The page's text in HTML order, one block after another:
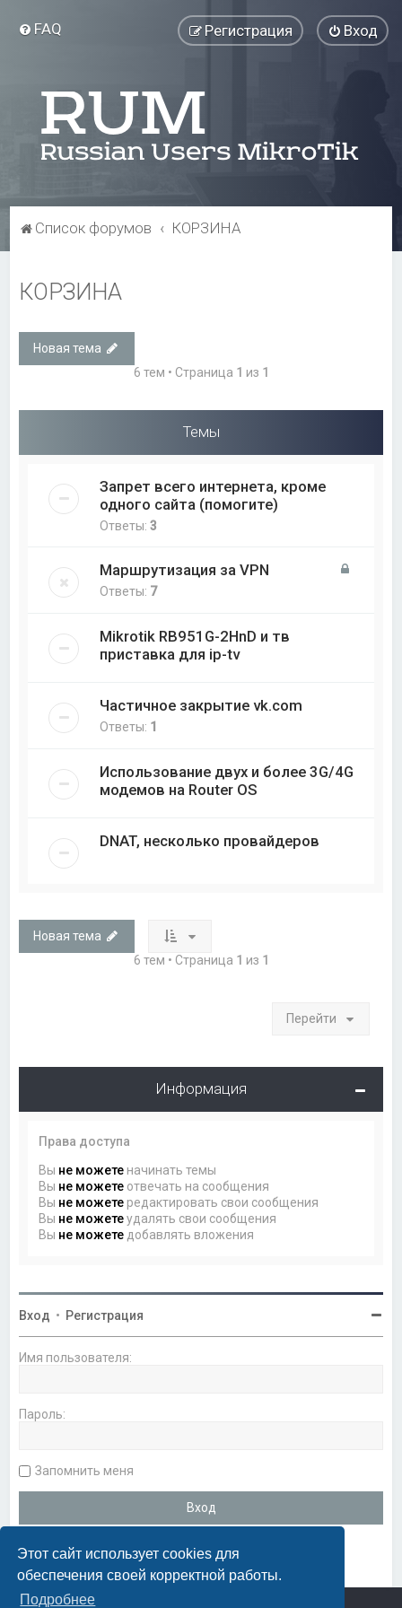
Этот сайт использует cookies для
обеспечения своей корректной работы.
Подробнее
FAQ Вход
Регистрация
Список форумов КОРЗИНА
КОРЗИНА
Новая тема
6 тем • Страница 1 из 1
Темы
Запрет всего интернета, кроме
одного сайта (помогите)
Ответы:3
Маршрутизация за VPN
Ответы: 7
Mikrotik RB951G-2HnD и тв
приставка для ip-tv
Частичное закрытие vk.com
Ответы: 1
Использование двух и более 3G/4G
модемов на Router OS
DNAT, несколько провайдеров
Новая тема
6 тем • Страница 1 из 1
Перейти
Информация
Права доступа
Вы не можете начинать темы
Вы не можете отвечать на сообщения
Вы не можете редактировать свои сообщения
Вы не можетеудалять свои сообщения
Вы не можете добавлять вложения
Вход • Регистрация
Имя пользователя:
Пароль:
Запомнить меня